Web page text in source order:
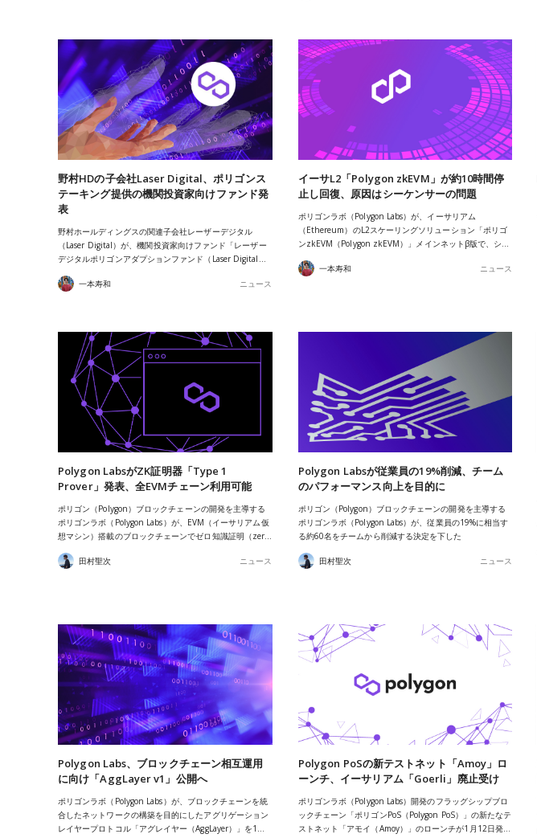
野村HDの子会社Laser Digital、ポリゴンス
テーキング提供の機関投資家向けファンド発
表
野村ホールディングスの関連子会社レーザーデジタル
（Laser Digital）が、機関投資家向けファンド「レーザー
デジタルポリゴンアダプションファンド（Laser Digital…
一本寿和 ニュース
イーサL2「Polygon zkEVM」が約10時間停
止し回復、原因はシーケンサーの問題
ポリゴンラボ（Polygon Labs）が、イーサリアム
（Ethereum）のL2スケーリングソリューション「ポリゴ
ンzkEVM（Polygon zkEVM）」メインネットβ版で、シ…
一本寿和 ニュース
Polygon LabsがZK証明器「Type 1
Prover」発表、全EVMチェーン利用可能
ポリゴン（Polygon）ブロックチェーンの開発を主導する
ポリゴンラボ（Polygon Labs）が、EVM（イーサリアム仮
想マシン）搭載のブロックチェーンでゼロ知識証明（zer…
田村聖次 ニュース
Polygon Labsが従業員の19%削減、チーム
のパフォーマンス向上を目的に
ポリゴン（Polygon）ブロックチェーンの開発を主導する
ポリゴンラボ（Polygon Labs）が、従業員の19%に相当す
る約60名をチームから削減する決定を下した
田村聖次 ニュース
Polygon Labs、ブロックチェーン相互運用
に向け「AggLayer v1」公開へ
ポリゴンラボ（Polygon Labs）が、ブロックチェーンを統
合したネットワークの構築を目的にしたアグリゲーション
レイヤープロトコル「アグレイヤー（AggLayer）」を1…
Polygon PoSの新テストネット「Amoy」ロ
ーンチ、イーサリアム「Goerli」廃止受け
ポリゴンラボ（Polygon Labs）開発のフラッグシップブロ
ックチェーン「ポリゴンPoS（Polygon PoS）」の新たなテ
ストネット「アモイ（Amoy）」のローンチが1月12日発…